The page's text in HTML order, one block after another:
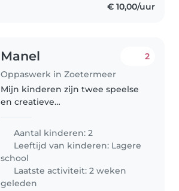
€ 10,00/uur
Manel
Oppaswerk in Zoetermeer
2
Mijn kinderen zijn twee speelse
en creatieve
en twaalf jaar. We zoeken een
betrouwbare babysitter of oppas
die hen kan ontvangen in huis.
Iemand die met..
Aantal kinderen: 2
Leeftijd van kinderen: Lagere
school
Laatste activiteit: 2 weken
geleden